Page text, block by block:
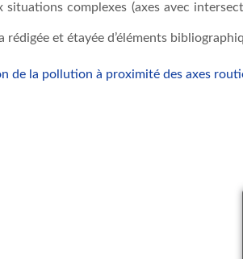
complexes (axes avec
et étayée d’éléments
de la pollution à proximité des axes